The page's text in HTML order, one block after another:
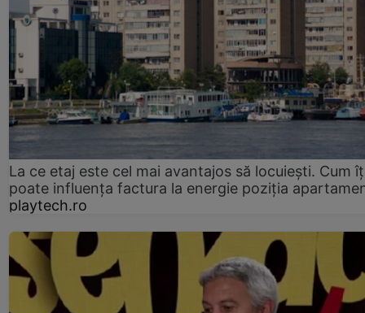
La ce etaj este cel mai avantajos să locuiești. Cum
poate influența factura la energie poziția
playtech.ro